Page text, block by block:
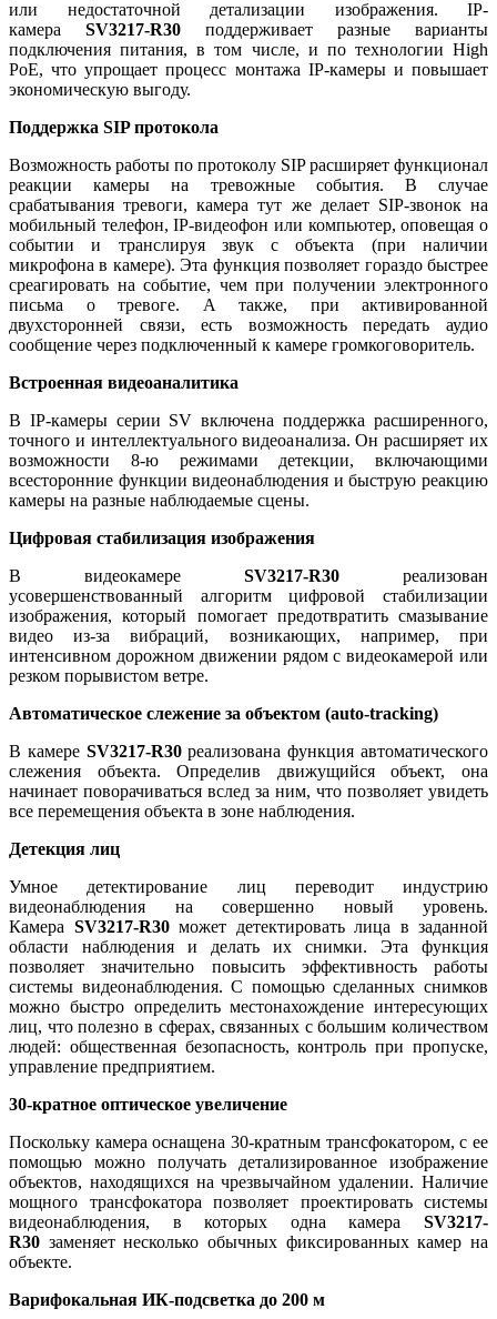
или недостаточной детализации изображения. IP-
камера SV3217-R30 поддерживает разные варианты
подключения питания, в том числе, и по технологии High
PoE, что упрощает процесс монтажа IP-камеры и повышает
экономическую выгоду.
Поддержка SIP протокола
Возможность работы по протоколу SIP расширяет функционал
реакции камеры на тревожные события. В случае
срабатывания тревоги, камера тут же делает SIP-звонок на
мобильный телефон, IP-видеофон или компьютер, оповещая о
событии и транслируя звук с объекта (при наличии
микрофона в камере). Эта функция позволяет гораздо быстрее
среагировать на событие, чем при получении электронного
письма о тревоге. А также, при активированной
двухсторонней связи, есть возможность передать аудио
сообщение через подключенный к камере громкоговоритель.
Встроенная видеоаналитика
В IP-камеры серии SV включена поддержка расширенного,
точного и интеллектуального видеоанализа. Он расширяет их
возможности 8-ю режимами детекции, включающими
всесторонние функции видеонаблюдения и быструю реакцию
камеры на разные наблюдаемые сцены.
Цифровая стабилизация изображения
В видеокамере SV3217-R30 реализован
усовершенствованный алгоритм цифровой стабилизации
изображения, который помогает предотвратить смазывание
видео из-за вибраций, возникающих, например, при
интенсивном дорожном движении рядом с видеокамерой или
резком порывистом ветре.
Автоматическое слежение за объектом (auto-tracking)
В камереSV3217-R30реализована функция автоматического
слежения объекта. Определив движущийся объект, она
начинает поворачиваться вслед за ним, что позволяет увидеть
все перемещения объекта в зоне наблюдения.
Детекция лиц
Умное детектирование лиц переводит индустрию
видеонаблюдения на совершенно новый уровень.
Камера SV3217-R30может детектировать лица в заданной
области наблюдения и делать их снимки. Эта функция
позволяет значительно повысить эффективность работы
системы видеонаблюдения. С помощью сделанных снимков
можно быстро определить местонахождение интересующих
лиц, что полезно в сферах, связанных с большим количеством
людей: общественная безопасность, контроль при пропуске,
управление предприятием.
30-кратное оптическое увеличение
Поскольку камера оснащена 30-кратным трансфокатором, с ее
помощью можно получать детализированное изображение
объектов, находящихся на чрезвычайном удалении. Наличие
мощного трансфокатора позволяет проектировать системы
видеонаблюдения, в которых одна камера SV3217-
R30 заменяет несколько обычных фиксированных камер на
объекте.
Варифокальная ИК-подсветка до 200 м